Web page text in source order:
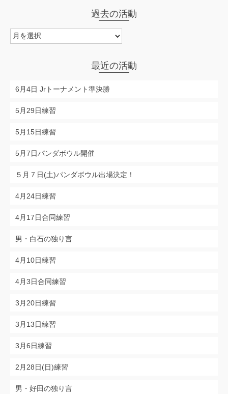
過去の活動
過
去
最近の活動
6月4日 Jrトーナメント準決勝
5月29日練習
5月15日練習
5月7日パンダボウル開催
５月７日(土)パンダボウル出場決定！
4月24日練習
4月17日合同練習
男・白石の独り言
4月10日練習
4月3日合同練習
3月20日練習
3月13日練習
3月6日練習
2月28日(日)練習
男・好田の独り言